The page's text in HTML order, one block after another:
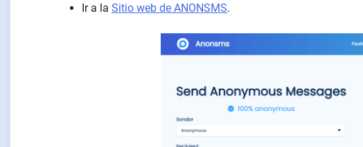
Ir a la Sitio web de ANONSMS.